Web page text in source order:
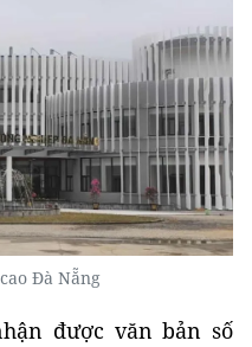
Đà Nẵng
được văn bản số